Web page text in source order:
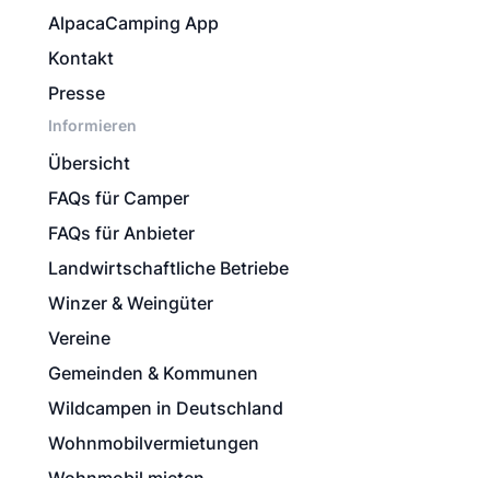
AlpacaCamping App
Kontakt
Presse
Informieren
Übersicht
FAQs für Camper
FAQs für Anbieter
Landwirtschaftliche Betriebe
Winzer & Weingüter
Vereine
Gemeinden & Kommunen
Wildcampen in Deutschland
Wohnmobilvermietungen